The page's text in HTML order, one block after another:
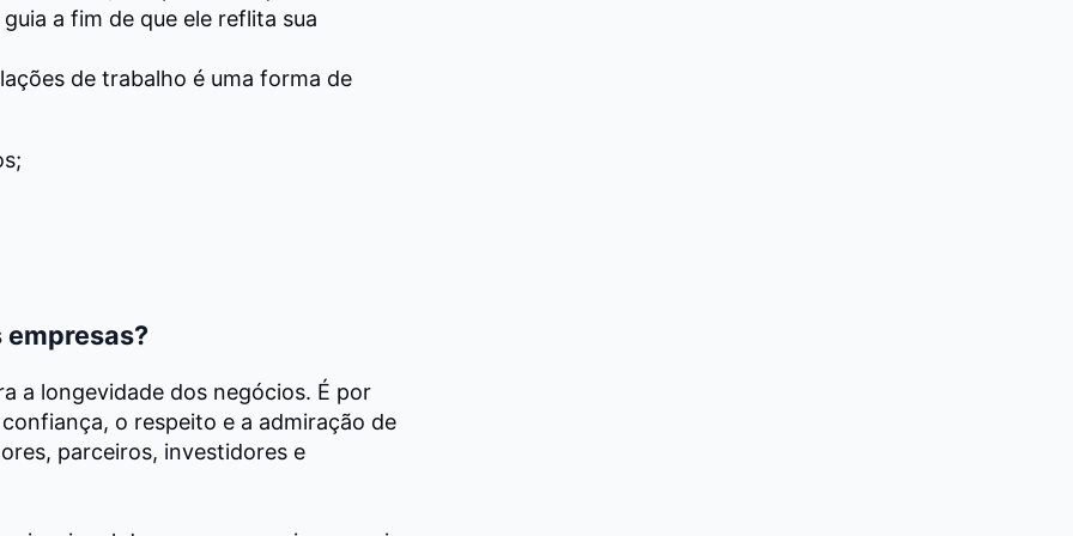
a fim de que ele reflita sua
de trabalho é uma forma de
empresas?
a longevidade dos negócios. É por
o respeito e a admiração de
parceiros, investidores e